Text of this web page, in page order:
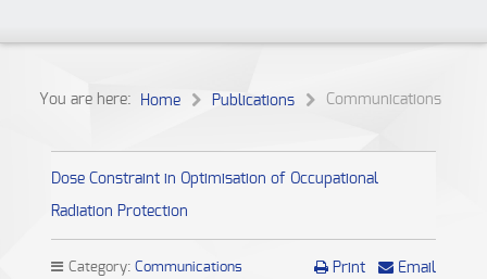
You are here: Home Publications Communications
Dose Constraint in Optimisation of Occupational
Radiation Protection
Print Email
Category: Communications